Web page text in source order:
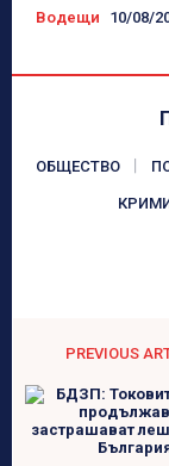
Водещи 10/08/
ОБЩЕСТВО
PREVIOUS